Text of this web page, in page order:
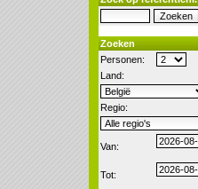
Zoeken
Personen:
Land:
Regio:
Van:
Tot: